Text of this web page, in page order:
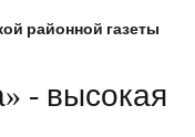
районной газеты
- высокая